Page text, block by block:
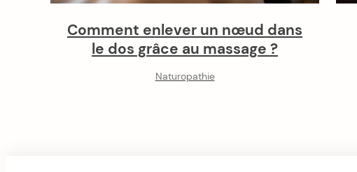
Comment enlever un nœud dans
le dos grâce au massage ?
Naturopathie